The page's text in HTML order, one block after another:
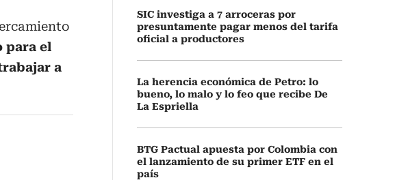
para el
a
SIC investiga a 7 arroceras por
presuntamente pagar menos del tarifa
oficial a productores
La herencia económica de Petro: lo
bueno, lo malo y lo feo que recibe De
La Espriella
BTG Pactual apuesta por Colombia con
el lanzamiento de su primer ETF en el
país